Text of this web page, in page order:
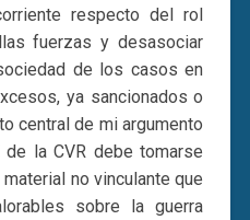
respecto del rol
fuerzas y desasociar
de los casos en
ya sancionados o
central de mi argumento
la CVR debe tomarse
no vinculante que
sobre la guerra